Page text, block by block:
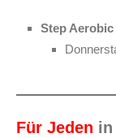
Step Aerobic
Für Jeden in